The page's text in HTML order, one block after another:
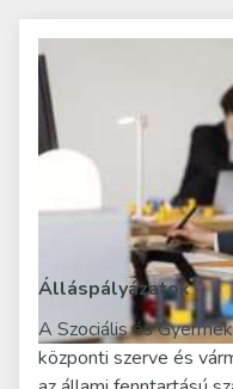
Álláspályázatok
A Szociális és
központi szerve és